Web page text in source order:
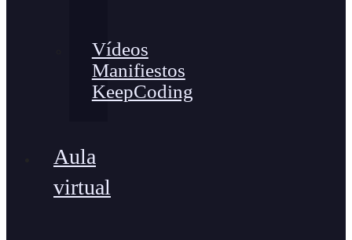
Vídeos
Manifiestos
KeepCoding
Aula
virtual